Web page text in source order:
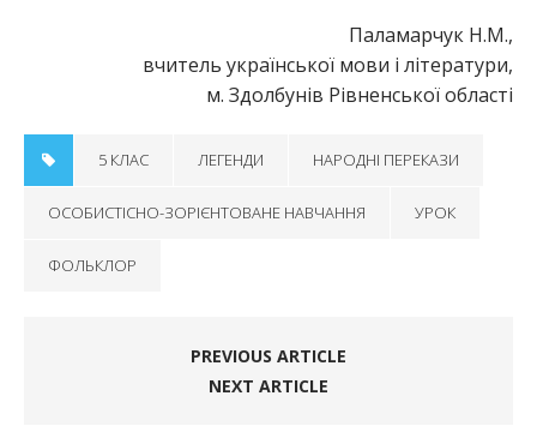
Паламарчук Н.М.,
вчитель української мови і літератури,
м. Здолбунів Рівненської області
5 КЛАС ЛЕГЕНДИ НАРОДНІ ПЕРЕКАЗИ
ОСОБИСТІСНО-ЗОРІЄНТОВАНЕ НАВЧАННЯ УРОК
ФОЛЬКЛОР
PREVIOUS ARTICLE
NEXT ARTICLE